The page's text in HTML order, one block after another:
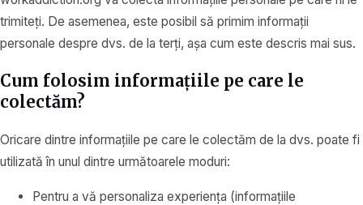
trimiteți. De asemenea, este posibil să primim informații
personale despre dvs. de la terți, așa cum este descris mai sus.
Cum folosim informațiile pe care le
colectăm?
Oricare dintre informațiile pe care le colectăm de la dvs. poate fi
utilizată în unul dintre următoarele moduri:
Pentru a vă personaliza experiența (informațiile